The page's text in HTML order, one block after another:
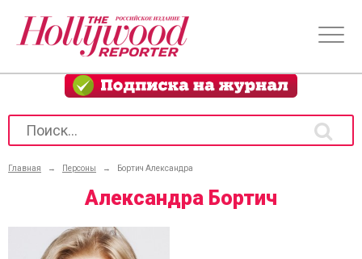
Главная → Персоны → Бортич Александра
Александра Бортич